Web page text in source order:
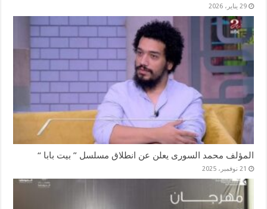
29 يناير، 2026
المؤلف محمد السورى يعلن عن انطلاق مسلسل ” بيت بابا “
21 نوفمبر، 2025